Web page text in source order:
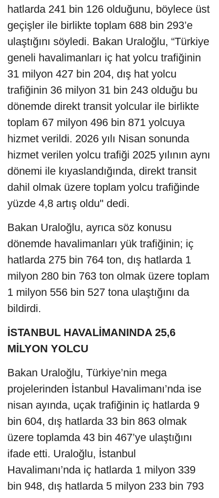
hatlarda 241 bin 126 olduğunu, böylece üst
geçişler ile birlikte toplam 688 bin 293’e
ulaştığını söyledi. Bakan Uraloğlu, “Türkiye
geneli havalimanları iç hat yolcu trafiğinin
31 milyon 427 bin 204, dış hat yolcu
trafiğinin 36 milyon 31 bin 243 olduğu bu
dönemde direkt transit yolcular ile birlikte
toplam 67 milyon 496 bin 871 yolcuya
hizmet verildi. 2026 yılı Nisan sonunda
hizmet verilen yolcu trafiği 2025 yılının aynı
dönemi ile kıyaslandığında, direkt transit
dahil olmak üzere toplam yolcu trafiğinde
yüzde 4,8 artış oldu" dedi.
Bakan Uraloğlu, ayrıca söz konusu
dönemde havalimanları yük trafiğinin; iç
hatlarda 275 bin 764 ton, dış hatlarda 1
milyon 280 bin 763 ton olmak üzere toplam
1 milyon 556 bin 527 tona ulaştığını da
bildirdi.
İSTANBUL HAVALİMANINDA 25,6
MİLYON YOLCU
Bakan Uraloğlu, Türkiye’nin mega
projelerinden İstanbul Havalimanı’nda ise
nisan ayında, uçak trafiğinin iç hatlarda 9
bin 604, dış hatlarda 33 bin 863 olmak
üzere toplamda 43 bin 467’ye ulaştığını
ifade etti. Uraloğlu, İstanbul
Havalimanı’nda iç hatlarda 1 milyon 339
bin 948, dış hatlarda 5 milyon 233 bin 793